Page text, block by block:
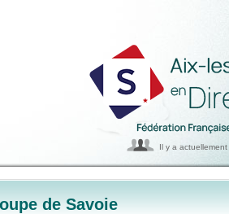
Il y a actuellement
de Savoie